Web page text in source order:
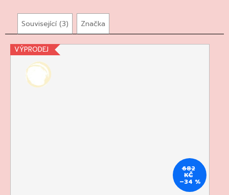
Související (3) Značka
VÝPRODEJ
682
KČ
–34 %